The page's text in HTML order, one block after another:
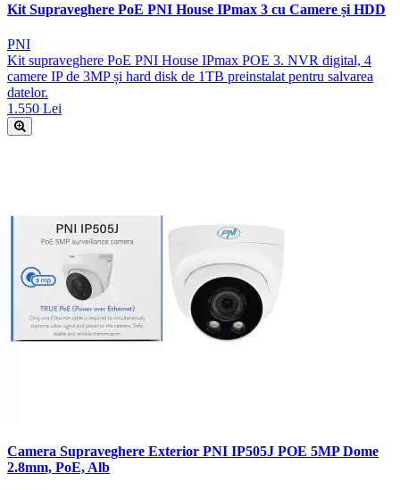
Kit Supraveghere PoE PNI House IPmax 3 cu Camere și HDD
PNI
Kit supraveghere PoE PNI House IPmax POE 3. NVR digital, 4
camere IP de 3MP și hard disk de 1TB preinstalat pentru salvarea
datelor.
1.550 Lei
Camera Supraveghere Exterior PNI IP505J POE 5MP Dome
2.8mm, PoE, Alb